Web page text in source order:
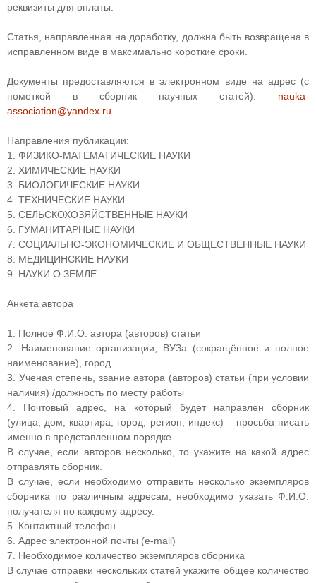
реквизиты для оплаты.
Статья, направленная на доработку, должна быть возвращена в
исправленном виде в максимально короткие сроки.
Документы предоставляются в электронном виде на адрес (с
пометкой в сборник научных статей): nauka-
association@yandex.ru
Направления публикации:
1. ФИЗИКО-МАТЕМАТИЧЕСКИЕ НАУКИ
2. ХИМИЧЕСКИЕ НАУКИ
3. БИОЛОГИЧЕСКИЕ НАУКИ
4. ТЕХНИЧЕСКИЕ НАУКИ
5. СЕЛЬСКОХОЗЯЙСТВЕННЫЕ НАУКИ
6. ГУМАНИТАРНЫЕ НАУКИ
7. СОЦИАЛЬНО-ЭКОНОМИЧЕСКИЕ И ОБЩЕСТВЕННЫЕ НАУКИ
8. МЕДИЦИНСКИЕ НАУКИ
9. НАУКИ О ЗЕМЛЕ
Анкета автора
1. Полное Ф.И.О. автора (авторов) статьи
2. Наименование организации, ВУЗа (сокращённое и полное
наименование), город
3. Ученая степень, звание автора (авторов) статьи (при условии
наличия) /должность по месту работы
4. Почтовый адрес, на который будет направлен сборник
(улица, дом, квартира, город, регион, индекс) – просьба писать
именно в представленном порядке
В случае, если авторов несколько, то укажите на какой адрес
отправлять сборник.
В случае, если необходимо отправить несколько экземпляров
сборника по различным адресам, необходимо указать Ф.И.О.
получателя по каждому адресу.
5. Контактный телефон
6. Адрес электронной почты (e-mail)
7. Необходимое количество экземпляров сборника
В случае отправки нескольких статей укажите общее количество